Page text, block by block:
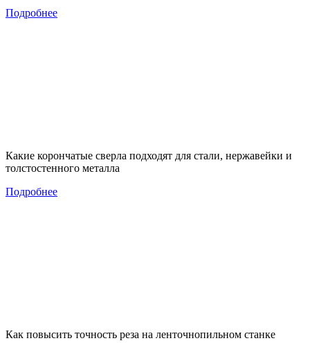
Подробнее
Какие корончатые сверла подходят для стали, нержавейки и
толстостенного металла
Подробнее
Как повысить точность реза на ленточнопильном станке